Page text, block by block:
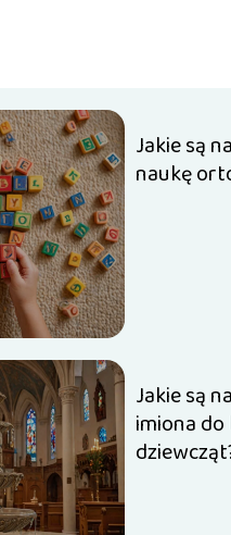
Jakie są
naukę
Jakie są
imiona